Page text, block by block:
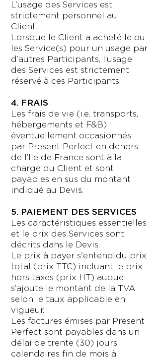
L’usage des Services est
strictement personnel au
Client.
Lorsque le Client a acheté le ou
les Service(s) pour un usage par
d’autres Participants, l’usage
des Services est strictement
réservé à ces Participants.
4. FRAIS
Les frais de vie (i.e. transports,
hébergements et F&B)
éventuellement occasionnés
par Present Perfect en dehors
de l’Ile de France sont à la
charge du Client et sont
payables en sus du montant
indiqué au Devis.
5. PAIEMENT DES SERVICES
Les caractéristiques essentielles
et le prix des Services sont
décrits dans le Devis.
Le prix à payer s'entend du prix
total (prix TTC) incluant le prix
hors taxes (prix HT) auquel
s’ajoute le montant de la TVA
selon le taux applicable en
vigueur.
Les factures émises par Present
Perfect sont payables dans un
délai de trente (30) jours
calendaires fin de mois à